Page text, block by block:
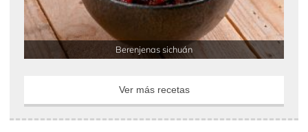
Berenjenas sichuán
Ver más recetas